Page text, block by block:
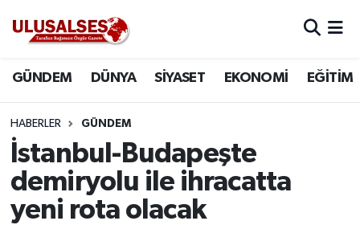
GÜNDEM DÜNYA SİYASET EKONOMİ EĞİTİM
HABERLER GÜNDEM
İstanbul-Budapeşte
demiryolu ile ihracatta
yeni rota olacak
DÜNYA
SİYASET
EKONOMİ
Trafik Durumu
Süper Lig Puan Durumu ve Fikstür
Tüm Manşetler